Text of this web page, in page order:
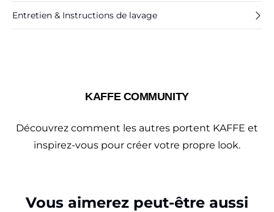
Entretien & Instructions de lavage
KAFFE COMMUNITY
Découvrez comment les autres portent KAFFE et
inspirez-vous pour créer votre propre look.
Vous aimerez peut-être aussi